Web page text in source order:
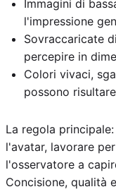
Immagini di
l'impressione
Sovraccaricate
percepire in
Colori vivaci,
possono
La regola
l'avatar, lavorare
l'osservatore a
Concisione, qualità